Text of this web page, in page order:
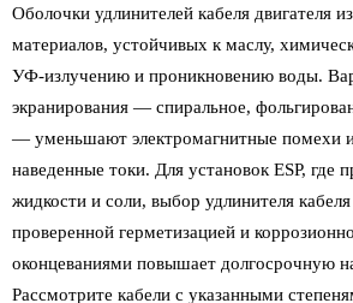
Оболочки удлинителей кабеля двигателя
материалов, устойчивых к маслу,
УФ-излучению и проникновению воды.
экранирования — спиральное,
— уменьшают электромагнитные помехи
наведенные токи. Для установок ESP, где
жидкости и соли, выбор удлинителя кабеля
проверенной герметизацией и
оконцеваниями повышает долгосрочную
Рассмотрите кабели с указанными